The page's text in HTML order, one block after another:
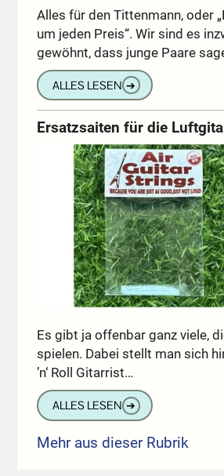
Alles für den Tittenmann, oder
um jeden Preis“. Wir sind es
gewöhnt, dass junge Paare
ALLES LESEN ➔
Ersatzsaiten für die
Es gibt ja offenbar ganz viele,
spielen. Dabei stellt man sich
’n‘ Roll Gitarrist…
ALLES LESEN ➔
Mehr aus dieser Rubrik